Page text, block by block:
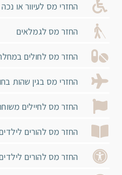
החזרי מס לעיוור או נכה
החזר מס לגמלאים
החזר מס לחולים
החזרי מס בגין שהות
החזר מס לחיילים
החזר מס להורים
החזר מס להורים